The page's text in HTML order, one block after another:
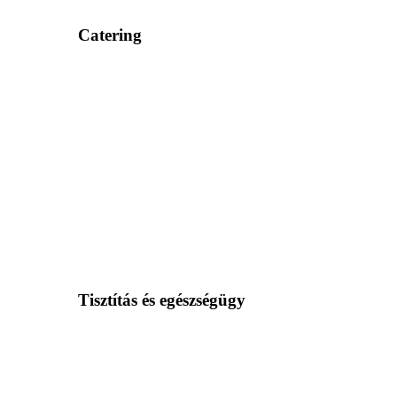
Catering
Tisztítás és egészségügy